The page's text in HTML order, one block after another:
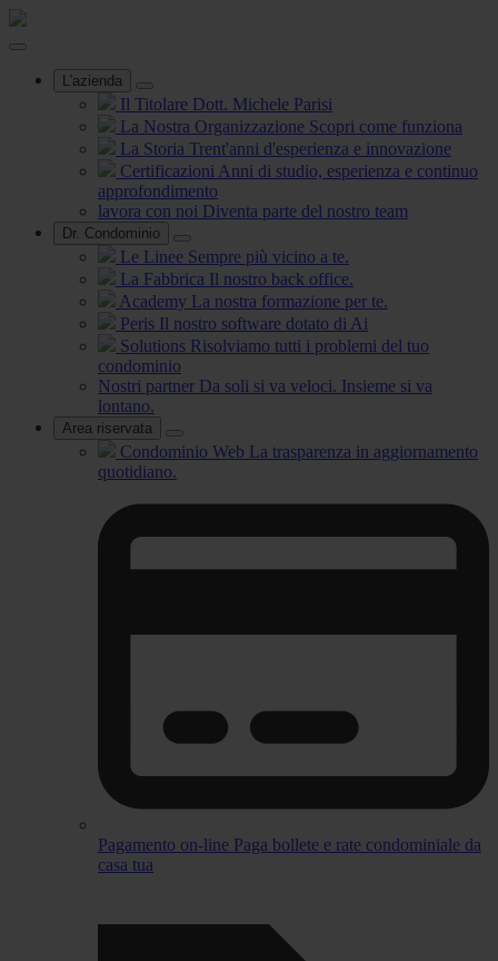
L'azienda
Il Titolare Dott. Michele Parisi
La Nostra Organizzazione Scopri come funziona
La Storia Trent'anni d'esperienza e innovazione
Certificazioni Anni di studio, esperienza e continuo
approfondimento
lavora con noi Diventa parte del nostro team
Dr. Condominio
Le Linee Sempre più vicino a te.
La Fabbrica Il nostro back office.
Academy La nostra formazione per te.
Peris Il nostro software dotato di Ai
Solutions Risolviamo tutti i problemi del tuo
condominio
Nostri partner Da soli si va veloci. Insieme si va
lontano.
Area riservata
Condominio Web La trasparenza in aggiornamento
quotidiano.
Pagamento on-line Paga bollete e rate condominiale da
casa tua